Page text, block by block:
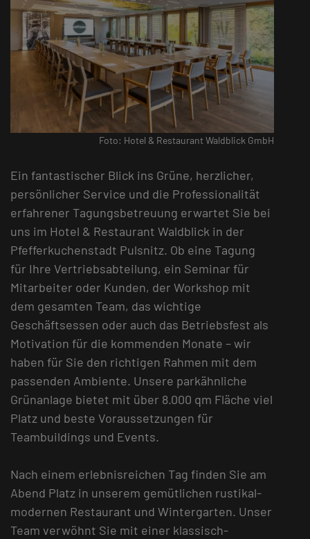
Foto: Hotel & Restaurant Waldblick GmbH
Ein fantastischer Blick ins Grüne, herzlicher,
persönlicher Service und die Professionalität
erfahrener Tagungsbetreuung erwartet Sie bei
uns im Hotel & Restaurant Waldblick in der
Pfefferkuchenstadt Pulsnitz. Ob eine Tagung
für Ihre Vertriebsabteilung, ein Seminar für
Mitarbeiter oder Kunden, der Workshop mit
dem gesamten Team, das wichtige
Geschäftsessen oder auch das Betriebsfest als
Motivation für die kommenden Monate – wir
haben für Sie den richtigen Rahmen mit dem
passenden Ambiente. Unsere parkähnliche
Grünanlage bietet mit über 8.000 qm Fläche viel
Platz und beste Voraussetzungen für
Teambuildings und Events.
Nach einem erlebnisreichen Tag finden Sie am
Abend Platz in unserem gemütlichen rustikal-
modernen Restaurant und Wintergarten. Unser
Team verwöhnt Sie mit einer klassisch-